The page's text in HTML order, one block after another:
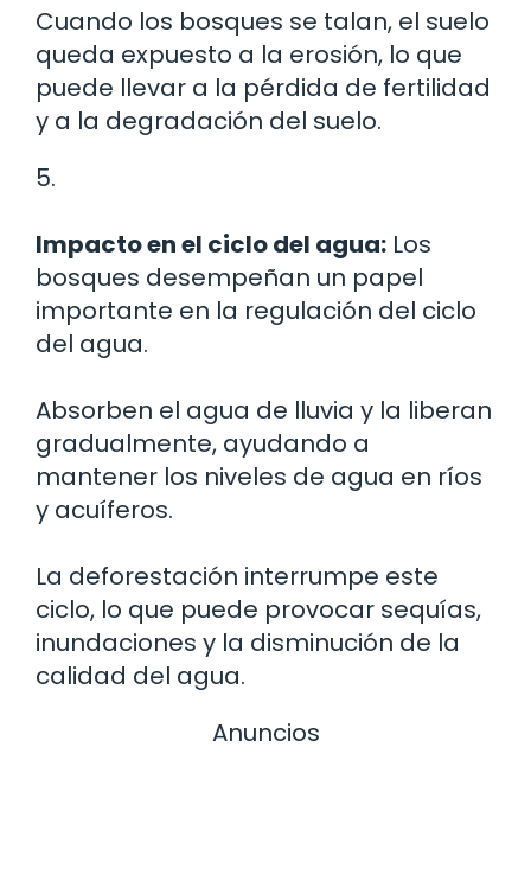
Cuando los bosques se talan, el suelo
queda expuesto a la erosión, lo que
puede llevar a la pérdida de fertilidad
y a la degradación del suelo.
5.
Impacto en el ciclo del agua: Los
bosques desempeñan un papel
importante en la regulación del ciclo
del agua.
Absorben el agua de lluvia y la liberan
gradualmente, ayudando a
mantener los niveles de agua en ríos
y acuíferos.
La deforestación interrumpe este
ciclo, lo que puede provocar sequías,
inundaciones y la disminución de la
calidad del agua.
Anuncios